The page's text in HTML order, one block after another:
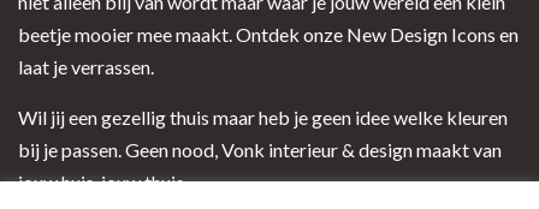
beetje mooier mee maakt. Ontdek onze New Design Icons en
laat je verrassen.
Wil jij een gezellig thuis maar heb je geen idee welke kleuren
bij je passen. Geen nood, Vonk interieur & design maakt van
jouw huis, jouw thuis.